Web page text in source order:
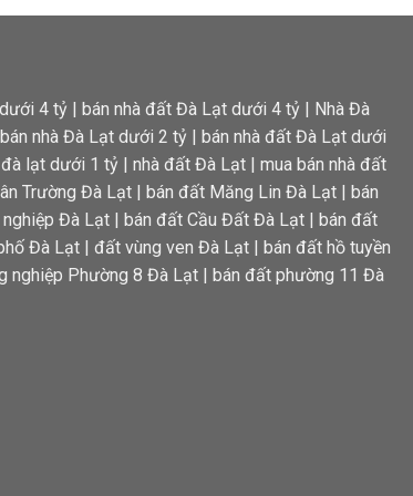
4 tỷ bán nhà đất Đà Lạt dưới 4 tỷ
Nhà Đà
bán nhà Đà Lạt dưới 2 tỷ
bán nhà đất Đà Lạt dưới
lạt dưới 1 tỷ nhà đất Đà Lạt
mua bán nhà đất
Trường Đà Lạt bán đất Măng Lin Đà Lạt
bán
Đà Lạt bán đất Cầu Đất Đà Lạt
bán đất
Đà Lạt đất vùng ven Đà Lạt
bán đất hồ tuyền
nghiệp Phường 8 Đà Lạt
bán đất phường 11 Đà